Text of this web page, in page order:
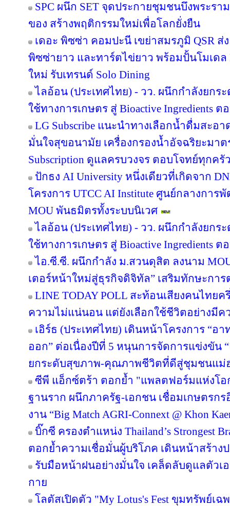
SPC ผนึก SET จุดประกายชุมชนบึงพระร
ของ สร้างพฤติกรรมใหม่เพื่อโลกยั่งยืน
เดอะ พิซซ่า คอมปะนี เขย่าสมรภูมิ QSR ส่
พิซซ่ายาว และทาร์ตไข่ยาว พร้อมปั้นโมเดล
ใหม่ รับเทรนด์ Solo Dining
ไลอ้อน (ประเทศไทย) - วว. ผนึกกำลังยกร
ใช้ทางการเกษตร สู่ Bioactive Ingredients
LG Subscribe แนะนำทางเลือกน้ำดื่มสะอ
มั่นใจสุขอนามัย เครื่องกรองน้ำอัจฉริยะมา
Subscription ดูแลครบวงจร ตอบโจทย์ทุกครั
ปักธง AI University หนึ่งเดียวที่เกิดจาก
โครงการ UTCC AI Institute ศูนย์กลางกา
MOU พันธมิตรทั้งระบบนิเวศ
ไลอ้อน (ประเทศไทย) - วว. ผนึกกำลังยกร
ใช้ทางการเกษตร สู่ Bioactive Ingredients
ไอ.ซี.ซี. ผนึกกำลัง ม.สวนดุสิต ลงนาม
เตอร์หน้าใหม่สู่ธุรกิจดิจิทัล” เสริมทักษะกา
LINE TODAY POLL สะท้อนเสียงคนไทย
ความไม่แน่นอน แต่ยังเลือกใช้ชีวิตอย่างมีค
เอิร์ธ (ประเทศไทย) เดินหน้าโครงการ “อ
ออก” ต่อเนื่องปีที่ 5 หนุนการจัดการแข่งขัน
ยกระดับสุขภาพ-คุณภาพชีวิตที่ดีสู่ชุมชนแม่
ซีพี แอ็กซ์ตร้า ตอกย้ำ "แพลตฟอร์มแห่งโอ
ฐานราก ผนึกภาครัฐ-เอกชน เชื่อมเกษตรก
งาน “Big Match AGRI-Connext @ Khon
บิ๊กซี ครองตำแหน่ง Thailand’s Strongest
ตอกย้ำความเชื่อมั่นผู้บริโภค เดินหน้าสร้า
รับมือหน้าฝนอย่างมั่นใจ เคล็ดลับดูแลตัวเ
กาย
โลตัสเปิดตัว "My Lotus's Fest ขุมทรัพย์เ